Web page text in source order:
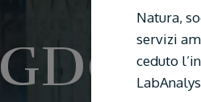
GDC
Natura,
servizi
ceduto